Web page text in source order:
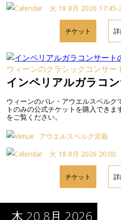
火 18 8月 2026 17:45-
チケット
ウィーンのクラシックコンサー
インペリアルガラコ
ウィーンのパレ・アウエルスベルク
トのみの公式チケットを購入でき
をご覧ください。
アウエルスペルク宮殿
火 18 8月 2026 20:00
チケット
木 20 8月 2026